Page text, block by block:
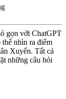
gọn với ChatGPT
nhìn ra điểm
Xuyến. Tất cả
những câu hỏi